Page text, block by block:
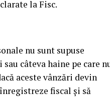
la Fisc.
nu sunt supuse
câteva haine pe care
aceste vânzări devin
fiscal și să